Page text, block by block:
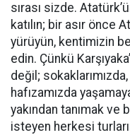
sırası sizde.
katılın; bir asır önce
yürüyün, kentimizin
edin. Çünkü
değil;
hafızamızda
yakından tanımak ve
isteyen herkesi